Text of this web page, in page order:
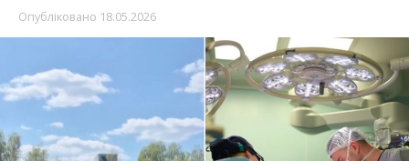
Опубліковано 18.05.2026